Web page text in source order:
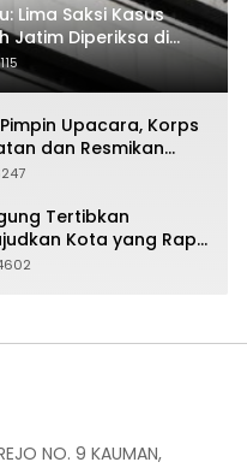
Lima Saksi Kasus
Jatim Diperiksa di
Upacara, Korps
dan Resmikan
Tertibkan
Kota yang Rapi
NO. 9 KAUMAN,